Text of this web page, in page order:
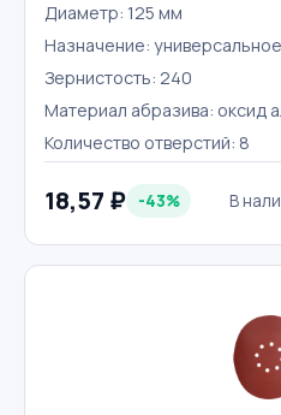
Диаметр: 125 мм
Назначение: универсальное
Зернистость: 240
Материал абразива: оксид
Количество отверстий: 8
18,57 ₽ -43% В